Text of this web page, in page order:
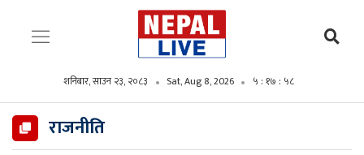
शनिबार, साउन २३, २०८३ Sat, Aug 8, 2026 ५ : १७ : ५९
राजनीति